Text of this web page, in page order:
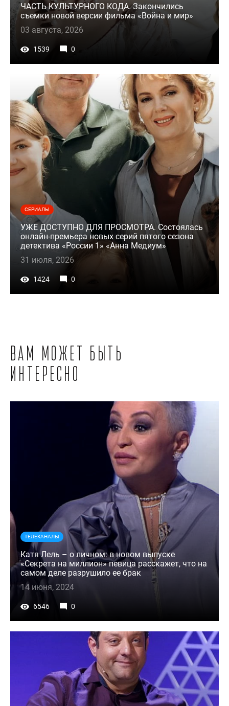
ЧАСТЬ КУЛЬТУРНОГО КОДА. Закончились
съемки новой версии фильма «Война и мир»
03 августа, 2026
1539 0
СЕРИАЛЫ
УЖЕ ДОСТУПНО ДЛЯ ПРОСМОТРА. Состоялась
онлайн-премьера новых серий пятого сезона
детектива «России 1» «Анна Медиум»
31 июля, 2026
1424 0
Вам может быть
интересно
ТЕЛЕКАНАЛЫ
Катя Лель – о личном: в новом выпуске
«Секрета на миллион» певица расскажет, что на
самом деле разрушило ее брак
14 июня, 2024
6546 0